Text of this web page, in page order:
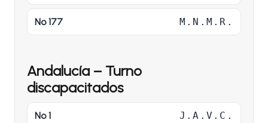
Nº 177 M.N.M.R.
Andalucía – Turno
discapacitados
Nº 1 J.A.V.C.